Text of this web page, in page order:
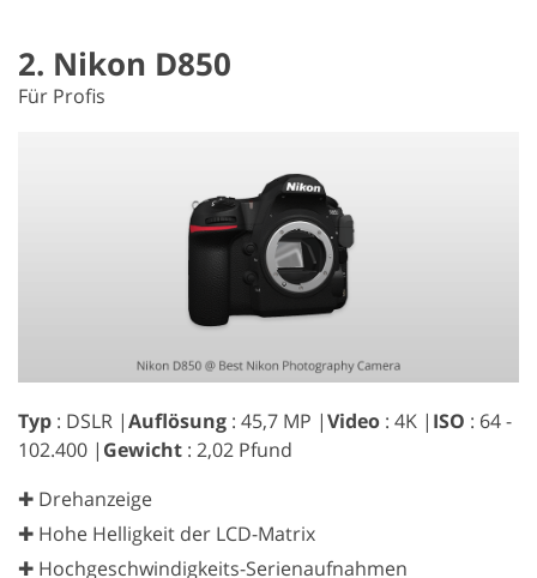
2. Nikon D850
Für Profis
Typ : DSLR |Auflösung : 45,7 MP |Video : 4K | ISO : 64 -
102.400 | Gewicht : 2,02 Pfund
✚ Drehanzeige
✚ Hohe Helligkeit der LCD-Matrix
✚ Hochgeschwindigkeits-Serienaufnahmen